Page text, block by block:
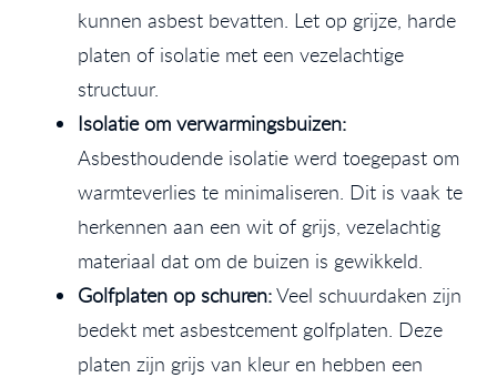
kunnen asbest bevatten. Let op grijze, harde
platen of isolatie met een vezelachtige
structuur.
Isolatie om verwarmingsbuizen:
Asbesthoudende isolatie werd toegepast om
warmteverlies te minimaliseren. Dit is vaak te
herkennen aan een wit of grijs, vezelachtig
materiaal dat om de buizen is gewikkeld.
Golfplaten op schuren:Veel schuurdaken zijn
bedekt met asbestcement golfplaten. Deze
platen zijn grijs van kleur en hebben een